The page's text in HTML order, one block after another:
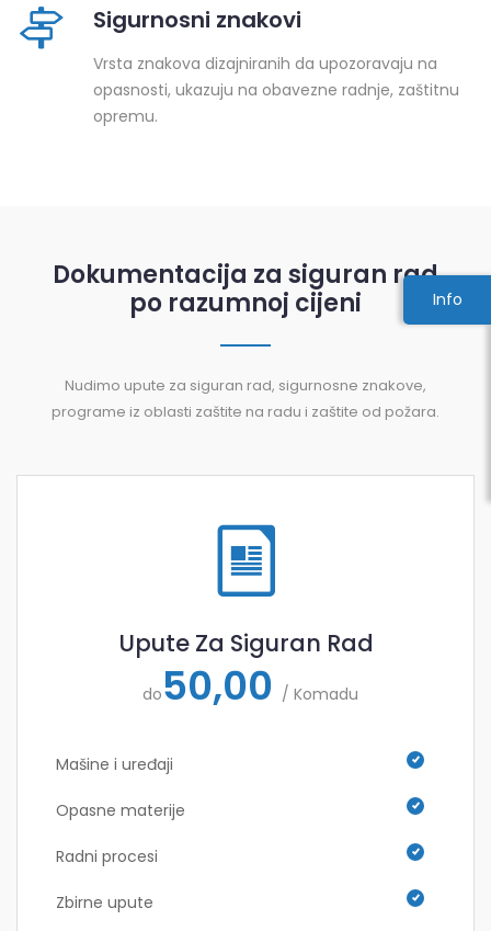
Info
Sigurnosni znakovi
Vrsta znakova dizajniranih da upozoravaju na
opasnosti, ukazuju na obavezne radnje, zaštitnu
opremu.
Dokumentacija za siguran rad
po razumnoj cijeni
Nudimo upute za siguran rad, sigurnosne znakove,
programe iz oblasti zaštite na radu i zaštite od požara.
Upute Za Siguran Rad
do50,00 / Komadu
Mašine i uređaji
Opasne materije
Radni procesi
Zbirne upute